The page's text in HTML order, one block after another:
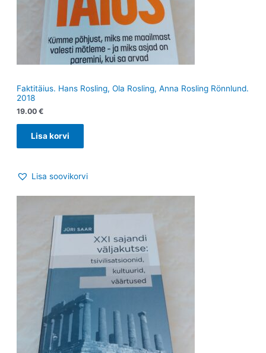
Faktitäius. Hans Rosling, Ola Rosling, Anna Rosling Rönnlund.
2018
19.00 €
Lisa korvi
Lisa soovikorvi